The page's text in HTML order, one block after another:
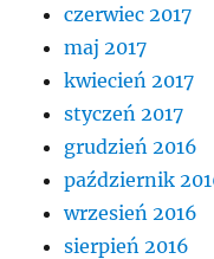
czerwiec 2017
maj 2017
kwiecień 2017
styczeń 2017
grudzień 2016
październik
wrzesień 2016
sierpień 2016